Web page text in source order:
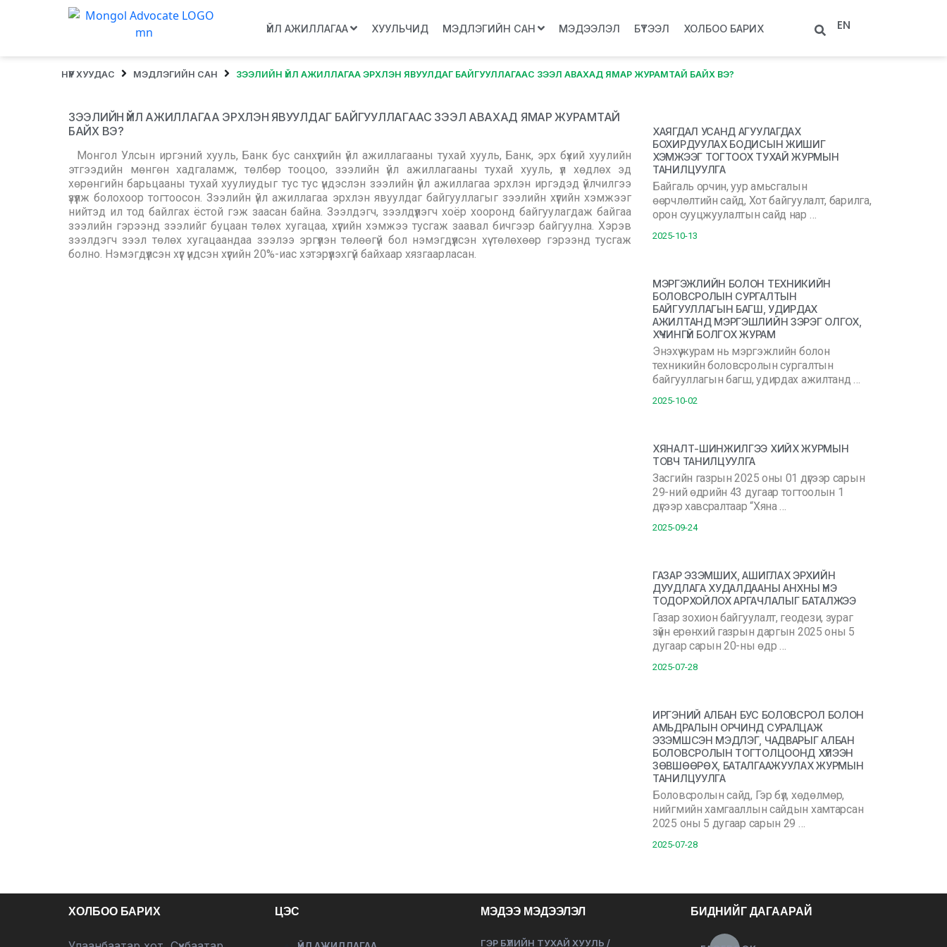
ҮЙЛ АЖИЛЛАГАА ХУУЛЬЧИД МЭДЛЭГИЙН САН МЭДЭЭЛЭЛ БҮТЭЭЛ ХОЛБОО БАРИХ EN
НҮҮР ХУУДАС МЭДЛЭГИЙН САН ЗЭЭЛИЙН ҮЙЛ АЖИЛЛАГАА ЭРХЛЭН ЯВУУЛДАГ БАЙГУУЛЛАГААС ЗЭЭЛ АВАХАД ЯМАР ЖУРАМТАЙ БАЙХ ВЭ?
ЗЭЭЛИЙН ҮЙЛ АЖИЛЛАГАА ЭРХЛЭН ЯВУУЛДАГ БАЙГУУЛЛАГААС ЗЭЭЛ АВАХАД ЯМАР ЖУРАМТАЙ
БАЙХ ВЭ?
Монгол Улсын иргэний хууль, Банк бус санхүүгийн үйл ажиллагааны тухай хууль, Банк, эрх бүхий хуулийн
этгээдийн мөнгөн хадгаламж, төлбөр тооцоо, зээлийн үйл ажиллагааны тухай хууль, үл хөдлөх эд
хөрөнгийн барьцааны тухай хуулиудыг тус тус үндэслэн зээлийн үйл ажиллагаа эрхлэн иргэдэд үйлчилгээ
үзүүлж болохоор тогтоосон. Зээлийн үйл ажиллагаа эрхлэн явуулдаг байгууллагыг зээлийн хүүгийн хэмжээг
нийтэд ил тод байлгах ёстой гэж заасан байна. Зээлдэгч, зээлдүүлэгч хоёр хооронд байгуулагдаж байгаа
зээлийн гэрээнд зээлийг буцаан төлөх хугацаа, хүүгийн хэмжээ тусгаж заавал бичгээр байгуулна. Хэрэв
зээлдэгч зээл төлөх хугацаандаа зээлээ эргүүлэн төлөөгүй бол нэмэгдүүлсэн хүү төлөхөөр гэрээнд тусгаж
болно. Нэмэгдүүлсэн хүүг үндсэн хүүгийн 20%-иас хэтэрүүлэхгүй байхаар хязгаарласан.
ХАЯГДАЛ УСАНД АГУУЛАГДАХ
БОХИРДУУЛАХ БОДИСЫН ЖИШИГ
ХЭМЖЭЭГ ТОГТООХ ТУХАЙ ЖУРМЫН
ТАНИЛЦУУЛГА
Байгаль орчин, уур амьсгалын
өөрчлөлтийн сайд, Хот байгуулалт, барилга,
орон сууцжуулалтын сайд нар …
2025-10-13
МЭРГЭЖЛИЙН БОЛОН ТЕХНИКИЙН
БОЛОВСРОЛЫН СУРГАЛТЫН
БАЙГУУЛЛАГЫН БАГШ, УДИРДАХ
АЖИЛТАНД МЭРГЭШЛИЙН ЗЭРЭГ ОЛГОХ,
ХҮЧИНГҮЙ БОЛГОХ ЖУРАМ
Энэхүү журам нь мэргэжлийн болон
техникийн боловсролын сургалтын
байгууллагын багш, удирдах ажилтанд …
2025-10-02
ХЯНАЛТ-ШИНЖИЛГЭЭ ХИЙХ ЖУРМЫН
ТОВЧ ТАНИЛЦУУЛГА
Засгийн газрын 2025 оны 01 дүгээр сарын
29-ний өдрийн 43 дугаар тогтоолын 1
дүгээр хавсралтаар “Хяна …
2025-09-24
ГАЗАР ЭЗЭМШИХ, АШИГЛАХ ЭРХИЙН
ДУУДЛАГА ХУДАЛДААНЫ АНХНЫ ҮНЭ
ТОДОРХОЙЛОХ АРГАЧЛАЛЫГ БАТАЛЖЭЭ
Газар зохион байгуулалт, геодези, зураг
зүйн ерөнхий газрын даргын 2025 оны 5
дугаар сарын 20-ны өдр …
2025-07-28
ИРГЭНИЙ АЛБАН БУС БОЛОВСРОЛ БОЛОН
АМЬДРАЛЫН ОРЧИНД СУРАЛЦАЖ
ЭЗЭМШСЭН МЭДЛЭГ, ЧАДВАРЫГ АЛБАН
БОЛОВСРОЛЫН ТОГТОЛЦООНД ХҮЛЭЭН
ЗӨВШӨӨРӨХ, БАТАЛГААЖУУЛАХ ЖУРМЫН
ТАНИЛЦУУЛГА
Боловсролын сайд, Гэр бүл, хөдөлмөр,
нийгмийн хамгааллын сайдын хамтарсан
2025 оны 5 дугаар сарын 29 …
2025-07-28
ХОЛБОО БАРИХ ЦЭС МЭДЭЭ МЭДЭЭЛЭЛ
ГЭР БҮЛИЙН ТУХАЙ ХУУЛЬ /
БИДНИЙГ ДАГААРАЙ